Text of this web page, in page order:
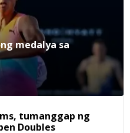
medalya sa
tumanggap ng
Doubles